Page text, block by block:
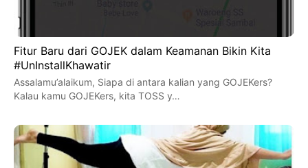
Fitur Baru dari GOJEK dalam Keamanan Bikin Kita
#UnInstallKhawatir
Assalamu’alaikum, Siapa di antara kalian yang GOJEKers?
Kalau kamu GOJEKers, kita TOSS y…